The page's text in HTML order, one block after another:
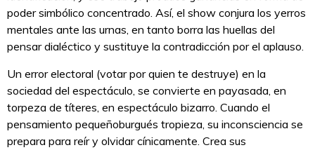
poder simbólico concentrado. Así, el show conjura los yerros
mentales ante las urnas, en tanto borra las huellas del
pensar dialéctico y sustituye la contradicción por el aplauso.
Un error electoral (votar por quien te destruye) en la
sociedad del espectáculo, se convierte en payasada, en
torpeza de títeres, en espectáculo bizarro. Cuando el
pensamiento pequeñoburgués tropieza, su inconsciencia se
prepara para reír y olvidar cínicamente. Crea sus